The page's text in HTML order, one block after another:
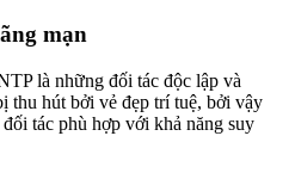
mạn
là những đối tác độc lập và
thu hút bởi vẻ đẹp trí tuệ, bởi vậy
tác phù hợp với khả năng suy